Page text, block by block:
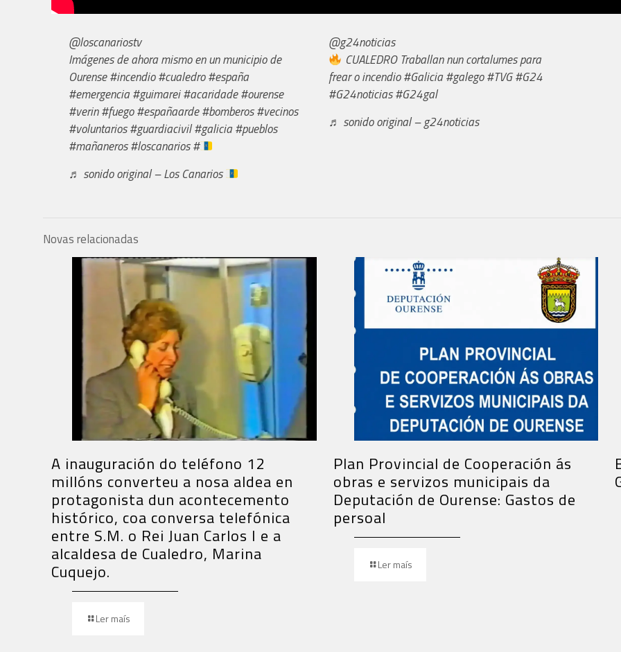
@loscanariostv
Imágenes de ahora mismo en un municipio de
Ourense#incendio#cualedro#españa
#emergencia#guimarei#acaridade#ourense
#verin#fuego#españaarde#bomberos#vecinos
#voluntarios#guardiacivil#galicia#pueblos
#mañaneros#loscanarios#
♬ sonido original – Los Canarios
@g24noticias
CUALEDRO Traballan nun cortalumes para
frear o incendio#Galicia#galego#TVG#G24
#G24noticias#G24gal
♬ sonido original – g24noticias
Novas relacionadas
A inauguración do teléfono 12
millóns converteu a nosa aldea en
protagonista dun acontecemento
histórico, coa conversa telefónica
entre S.M. o Rei Juan Carlos I e a
alcaldesa de Cualedro, Marina
Cuquejo.
Ler maís
Plan Provincial de Cooperación ás
obras e servizos municipais da
Deputación de Ourense: Gastos de
persoal
Ler maís